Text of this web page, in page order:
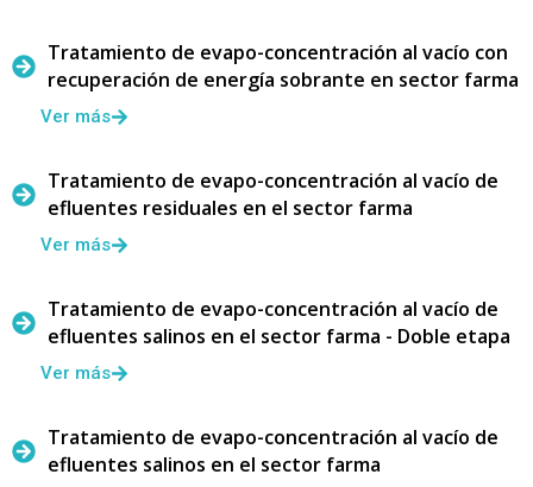
Tratamiento de evapo-concentración al vacío con
recuperación de energía sobrante en sector farma
Ver más
Tratamiento de evapo-concentración al vacío de
efluentes residuales en el sector farma
Ver más
Tratamiento de evapo-concentración al vacío de
efluentes salinos en el sector farma - Doble etapa
Ver más
Tratamiento de evapo-concentración al vacío de
efluentes salinos en el sector farma